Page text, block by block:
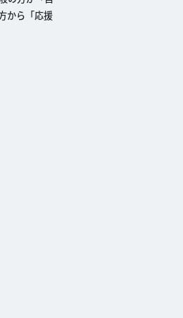
から「応援